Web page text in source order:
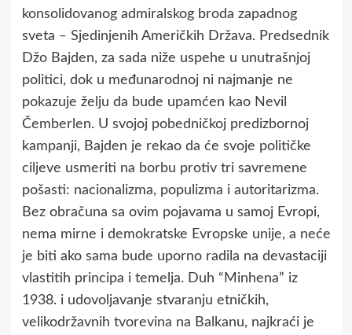
konsolidovanog admiralskog broda zapadnog
sveta ‒ Sjedinjenih Američkih Država. Predsednik
Džo Bajden, za sada niže uspehe u unutrašnjoj
politici, dok u međunarodnoj ni najmanje ne
pokazuje želju da bude upamćen kao Nevil
Čemberlen. U svojoj pobedničkoj predizbornoj
kampanji, Bajden je rekao da će svoje političke
ciljeve usmeriti na borbu protiv tri savremene
pošasti: nacionalizma, populizma i autoritarizma.
Bez obračuna sa ovim pojavama u samoj Evropi,
nema mirne i demokratske Evropske unije, a neće
je biti ako sama bude uporno radila na devastaciji
vlastitih principa i temelja. Duh “Minhena” iz
1938. i udovoljavanje stvaranju etničkih,
velikodržavnih tvorevina na Balkanu, najkraći je